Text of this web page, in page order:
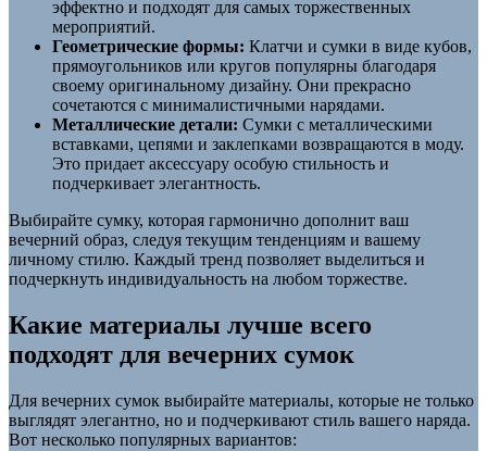
эффектно и подходят для самых торжественных
мероприятий.
Геометрические формы: Клатчи и сумки в виде кубов,
прямоугольников или кругов популярны благодаря
своему оригинальному дизайну. Они прекрасно
сочетаются с минималистичными нарядами.
Металлические детали: Сумки с металлическими
вставками, цепями и заклепками возвращаются в моду.
Это придает аксессуару особую стильность и
подчеркивает элегантность.
Выбирайте сумку, которая гармонично дополнит ваш
вечерний образ, следуя текущим тенденциям и вашему
личному стилю. Каждый тренд позволяет выделиться и
подчеркнуть индивидуальность на любом торжестве.
Какие материалы лучше всего
подходят для вечерних сумок
Для вечерних сумок выбирайте материалы, которые не только
выглядят элегантно, но и подчеркивают стиль вашего наряда.
Вот несколько популярных вариантов: